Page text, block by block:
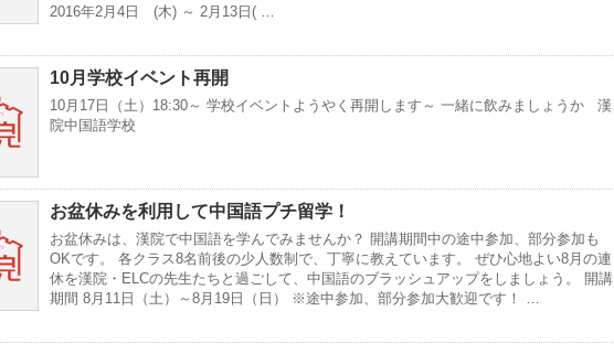
2016年2月4日 (木) ～ 2月13日( …
10月学校イベント再開
10月17日（土）18:30～ 学校イベントようやく再開します～ 一緒に飲みましょうか 漢
院中国語学校
お盆休みを利用して中国語プチ留学！
お盆休みは、漢院で中国語を学んでみませんか？ 開講期間中の途中参加、部分参加も
OKです。 各クラス8名前後の少人数制で、丁寧に教えています。 ぜひ心地よい8月の連
休を漢院・ELCの先生たちと過ごして、中国語のブラッシュアップをしましょう。 開講
期間 8月11日（土）～8月19日（日） ※途中参加、部分参加大歓迎です！ …